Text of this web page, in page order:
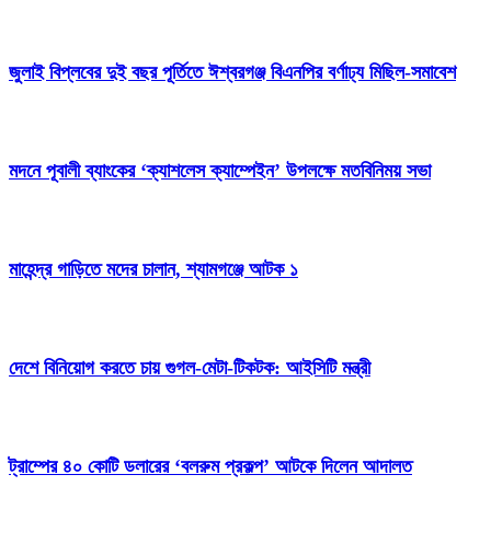
জুলাই বিপ্লবের দুই বছর পূর্তিতে ঈশ্বরগঞ্জ বিএনপির বর্ণাঢ্য মিছিল-সমাবেশ
মদনে পূবালী ব্যাংকের ‘ক্যাশলেস ক্যাম্পেইন’ উপলক্ষে মতবিনিময় সভা
মাহেন্দ্র গাড়িতে মদের চালান, শ্যামগঞ্জে আটক ১
দেশে বিনিয়োগ করতে চায় গুগল-মেটা-টিকটক: আইসিটি মন্ত্রী
ট্রাম্পের ৪০ কোটি ডলারের ‘বলরুম প্রকল্প’ আটকে দিলেন আদালত